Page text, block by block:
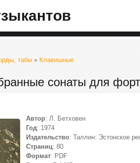
табы » Клавишные
сонаты для
Автор: Л. Бетховен
Год: 1974
Издательство: Таллин: Эстонское
Страниц: 80
Формат: PDF